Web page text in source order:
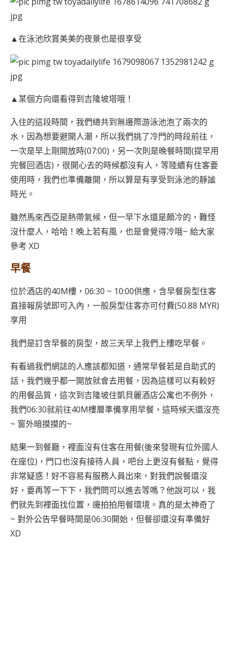
▲在泳池欣賞美美的夜景也是很享受
▲某個方向還看得到吉隆坡塔哦！
入住的這段時間，我們總共到無邊際游泳池泡了兩次的
水，因為想要避開人潮，所以我們挑了冷門的時段前往，
一次是早上剛開放時(07:00)，另一次則是晚餐時間(提早用
完餐回酒店)，很開心去的時候都沒有人，等陸續有住客要
使用時，我們也準備離開，所以算是有享受到泳池的靜謐
時光。
雖然馬來西亞是熱帶氣候，但一早下水還是頗冷的，難怪
沒什麼人，哈哈！晚上若有風，也是會覺得冷哦~ 給大家
參考 XD
早餐
位於酒店的40M樓，06:30 ~ 10:00供應，含早餐房型住客
直接報房號即可入內，一般房型住客亦可付費(50.88 MYR)
享用
我們是訂含早餐的房型，故三天早上我們上樓吃早餐。
有看過我們網誌的人應該都知道，通常早餐若是自助式的
話，我們幾乎都一開放就會去用餐，因為這樣可以有較好
的用餐品質，這次到吉隆坡住凱貝麗酒店公寓也不例外，
我們06:30就前往40M樓層準備享用早餐，這時候天還沒亮
~ 窗外暗摸摸的~
結果一到餐廳，裡面沒有住客在用餐(後來發現有位外國人
在座位)，門口也沒有接待人員，吧台上更沒有餐點，覺得
非常疑惑！好不容易有服務人員出來，對我們說餐還沒
好，要再等一下下，我們問可以進去等嗎？他說可以，我
們就先到裡面找位置，邊拍拍用餐環境。真的是太神奇了
~ 對外公告早餐時間是06:30開始，但餐卻還沒有準備好
XD